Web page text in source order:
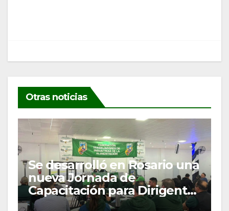
Otras noticias
Se desarrolló en Rosario una
nueva Jornada de
Capacitación para Dirigentes
y Delegados Gremiales